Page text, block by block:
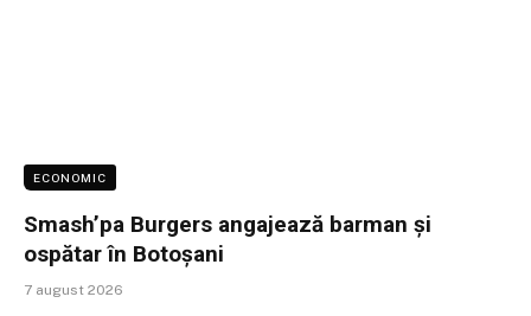
ECONOMIC
Smash’pa Burgers angajează barman și
ospătar în Botoșani
7 august 2026